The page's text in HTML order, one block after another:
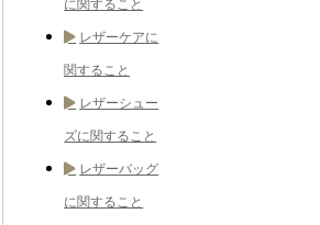
に関すること
レザーケアに
関すること
レザーシュー
ズに関すること
レザーバッグ
に関すること